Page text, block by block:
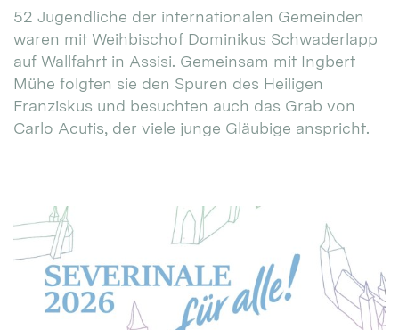
52 Jugendliche der internationalen Gemeinden
waren mit Weihbischof Dominikus Schwaderlapp
auf Wallfahrt in Assisi. Gemeinsam mit Ingbert
Mühe folgten sie den Spuren des Heiligen
Franziskus und besuchten auch das Grab von
Carlo Acutis, der viele junge Gläubige anspricht.